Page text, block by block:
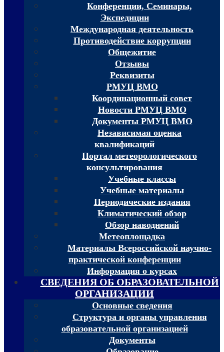
Конференции, Семинары,
Экспедиции
Международная деятельность
Противодействие коррупции
Общежитие
Отзывы
Реквизиты
РМУЦ ВМО
Координационный совет
Новости РМУЦ ВМО
Документы РМУЦ ВМО
Независимая оценка
квалификаций
Портал метеорологического
консультирования
Учебные классы
Учебные материалы
Периодические издания
Климатический обзор
Обзор наводнений
Метеоплощадка
Материалы Всероссийской научно-
практической конференции
Информация о курсах
СВЕДЕНИЯ ОБ ОБРАЗОВАТЕЛЬНОЙ
ОРГАНИЗАЦИИ
Основные сведения
Структура и органы управления
образовательной организацией
Документы